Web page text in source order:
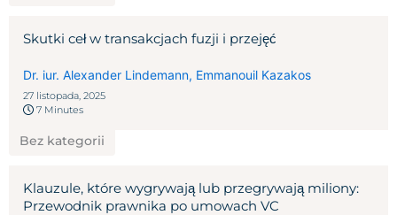
Skutki ceł w transakcjach fuzji i przejęć
Dr. iur. Alexander Lindemann, Emmanouil Kazakos
27 listopada, 2025
7 Minutes
Bez kategorii
Klauzule, które wygrywają lub przegrywają miliony:
Przewodnik prawnika po umowach VC